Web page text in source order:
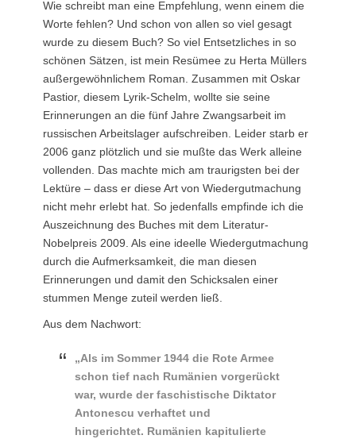
Wie schreibt man eine Empfehlung, wenn einem die
Worte fehlen? Und schon von allen so viel gesagt
wurde zu diesem Buch? So viel Entsetzliches in so
schönen Sätzen, ist mein Resümee zu Herta Müllers
außergewöhnlichem Roman. Zusammen mit Oskar
Pastior, diesem Lyrik-Schelm, wollte sie seine
Erinnerungen an die fünf Jahre Zwangsarbeit im
russischen Arbeitslager aufschreiben. Leider starb er
2006 ganz plötzlich und sie mußte das Werk alleine
vollenden. Das machte mich am traurigsten bei der
Lektüre – dass er diese Art von Wiedergutmachung
nicht mehr erlebt hat. So jedenfalls empfinde ich die
Auszeichnung des Buches mit dem Literatur-
Nobelpreis 2009. Als eine ideelle Wiedergutmachung
durch die Aufmerksamkeit, die man diesen
Erinnerungen und damit den Schicksalen einer
stummen Menge zuteil werden ließ.
Aus dem Nachwort:
„Als im Sommer 1944 die Rote Armee
schon tief nach Rumänien vorgerückt
war, wurde der faschistische Diktator
Antonescu verhaftet und
hingerichtet. Rumänien kapitulierte